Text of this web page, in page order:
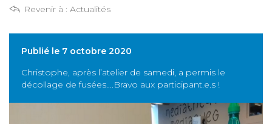
Revenir à : Actualités
Publié le 7 octobre 2020
Christophe, après l’atelier de samedi, a permis le
décollage de fusées….Bravo aux participant.e.s !